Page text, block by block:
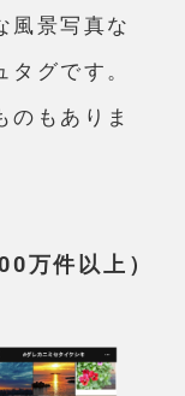
風景写真な
グです。
のもありま
万件以上）